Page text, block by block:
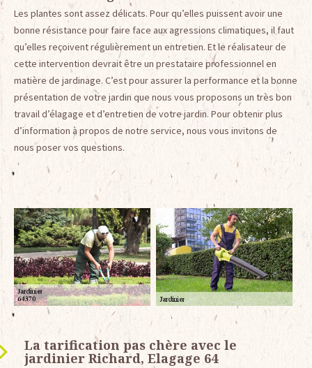
Les plantes sont assez délicats. Pour qu’elles puissent avoir une
bonne résistance pour faire face aux agressions climatiques, il faut
qu’elles reçoivent régulièrement un entretien. Et le réalisateur de
cette intervention devrait être un prestataire professionnel en
matière de jardinage. C’est pour assurer la performance et la bonne
présentation de votre jardin que nous vous proposons un très bon
travail d’élagage et d’entretien de votre jardin. Pour obtenir plus
d’information à propos de notre service, nous vous invitons de
nous poser vos questions.
La tarification pas chère avec le
jardinier Richard, Elagage 64